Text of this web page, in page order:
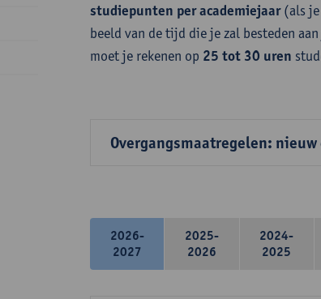
studiepunten per academiejaar(als je
beeld van de tijd die je zal besteden
moet je rekenen op 25 tot 30 uren
Overgangsmaatregelen:
2026-
2027
2025-
2026
2024-
2025